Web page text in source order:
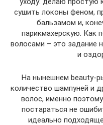
сушить локоны феном,
бальзамом и,
парикмахерскую. Как
волосами – это задание
и
На нынешнем beauty-
количество шампуней и
волос, именно
постараться не
идеально